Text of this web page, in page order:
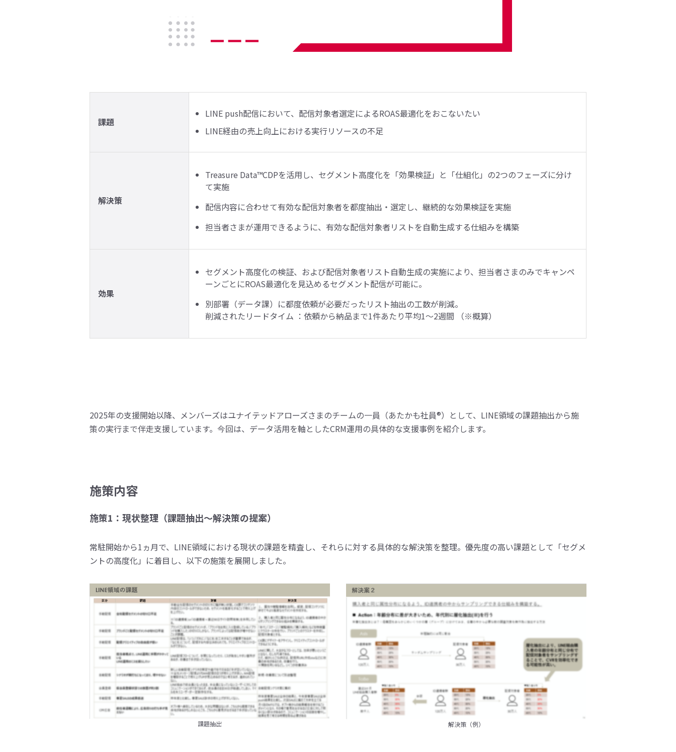
課題
LINE push配信において、配信対象者選定によるROAS最適化をおこないたい
LINE経由の売上向上における実行リソースの不足
解決策
Treasure Data™CDPを活用し、セグメント高度化を「効果検証」と「仕組化」の2つのフェーズに分け
て実施
配信内容に合わせて有効な配信対象者を都度抽出・選定し、継続的な効果検証を実施
担当者さまが運用できるように、有効な配信対象者リストを自動生成する仕組みを構築
効果
セグメント高度化の検証、および配信対象者リスト自動生成の実施により、担当者さまのみでキャンペ
ーンごとにROAS最適化を見込めるセグメント配信が可能に。
別部署（データ課）に都度依頼が必要だったリスト抽出の工数が削減。
削減されたリードタイム ：依頼から納品まで1件あたり平均1～2週間 （※概算）
2025年の支援開始以降、メンバーズはユナイテッドアローズさまのチームの一員（あたかも社員®）として、LINE領域の課題抽出から施
策の実行まで伴走支援しています。今回は、データ活用を軸としたCRM運用の具体的な支援事例を紹介します。
施策内容
施策1：現状整理（課題抽出～解決策の提案）
常駐開始から1ヵ月で、LINE領域における現状の課題を精査し、それらに対する具体的な解決策を整理。優先度の高い課題として「セグメ
ントの高度化」に着目し、以下の施策を展開しました。
課題抽出 解決策（例）